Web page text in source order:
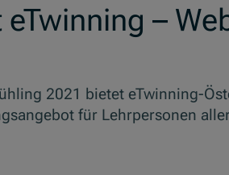
–
2021 bietet eTwinning-
für Lehrpersonen